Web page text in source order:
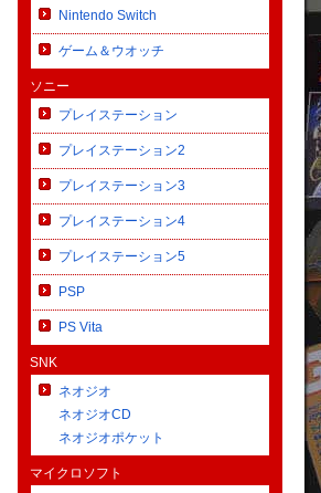
Nintendo Switch
ゲーム＆ウオッチ
ソニー
プレイステーション
プレイステーション2
プレイステーション3
プレイステーション4
プレイステーション5
PSP
PS Vita
SNK
ネオジオ
ネオジオCD
ネオジオポケット
マイクロソフト